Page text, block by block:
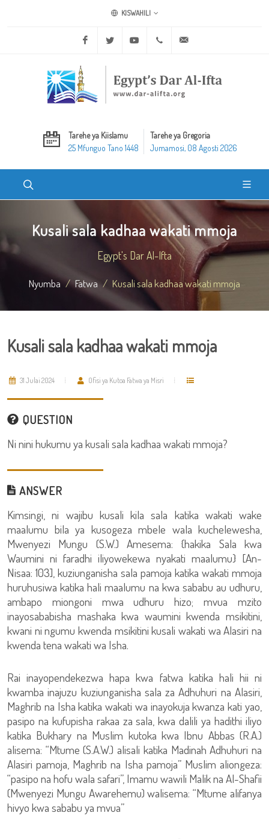
KISWAHILI
Facebook Twitter Youtube +20 2 25970400
Tarehe ya Kiislamu
25 Mfunguo Tano 1448
Tarehe ya Gregoria
Jumamosi, 08 Agosti 2026
Kusali sala kadhaa wakati mmoja
Egypt's Dar Al-Ifta
Nyumba Fatwa Kusali sala kadhaa wakati mmoja
Kusali sala kadhaa wakati mmoja
31 Julai 2024 Ofisi ya Kutoa Fatwa ya Misri
QUESTION
Ni nini hukumu ya kusali sala kadhaa wakati mmoja?
ANSWER
Kimsingi, ni wajibu kusali kila sala katika wakati wake
maalumu bila ya kusogeza mbele wala kuchelewesha,
Mwenyezi Mungu (S.W.) Amesema: {hakika Sala kwa
Waumini ni faradhi iliyowekewa nyakati maalumu} [An-
Nisaa: 103], kuziunganisha sala pamoja katika wakati mmoja
huruhusiwa katika hali maalumu na kwa sababu au udhuru,
ambapo miongoni mwa udhuru hizo; mvua mzito
inayosababisha mashaka kwa waumini kwenda msikitini,
kwani ni ngumu kwenda msikitini kusali wakati wa Alasiri na
kwenda tena wakati wa Isha.
Rai inayopendekezwa hapa kwa fatwa katika hali hii ni
kwamba inajuzu kuziunganisha sala za Adhuhuri na Alasiri,
Maghrib na Isha katika wakati wa inayokuja kwanza kati yao,
pasipo na kufupisha rakaa za sala, kwa dalili ya hadithi iliyo
katika Bukhary na Muslim kutoka kwa Ibnu Abbas (R.A.)
alisema: “Mtume (S.A.W.) alisali katika Madinah Adhuhuri na
Alasiri pamoja, Maghrib na Isha pamoja” Muslim aliongeza:
“pasipo na hofu wala safari”, Imamu wawili Malik na Al-Shafii
(Mwenyezi Mungu Awarehemu) walisema: “Mtume alifanya
hivyo kwa sababu ya mvua”